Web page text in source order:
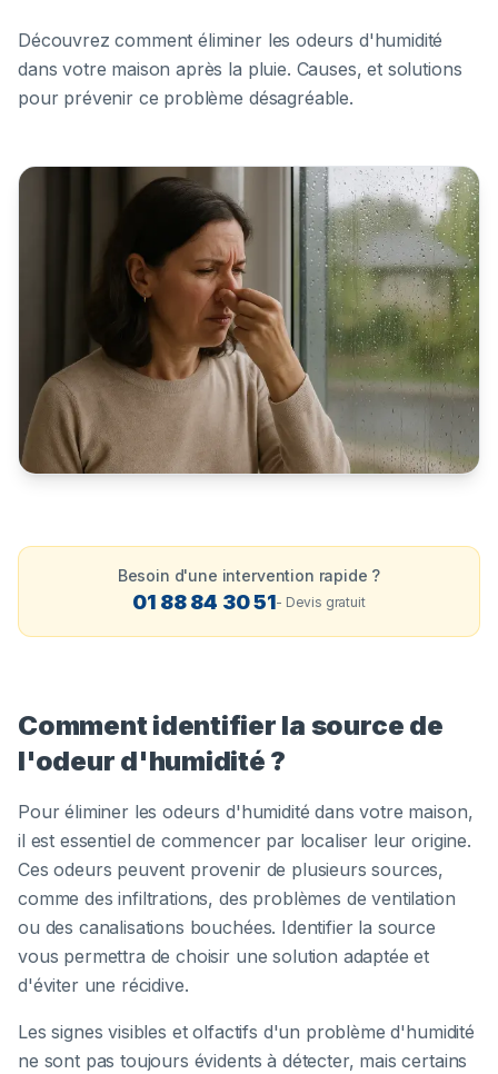
Découvrez comment éliminer les odeurs d'humidité
dans votre maison après la pluie. Causes, et solutions
pour prévenir ce problème désagréable.
Besoin d'une intervention rapide ?
01 88 84 30 51- Devis gratuit
Comment identifier la source de
l'odeur d'humidité ?
Pour éliminer les odeurs d'humidité dans votre maison,
il est essentiel de commencer par localiser leur origine.
Ces odeurs peuvent provenir de plusieurs sources,
comme des infiltrations, des problèmes de ventilation
ou des canalisations bouchées. Identifier la source
vous permettra de choisir une solution adaptée et
d'éviter une récidive.
Les signes visibles et olfactifs d'un problème d'humidité
ne sont pas toujours évidents à détecter, mais certains